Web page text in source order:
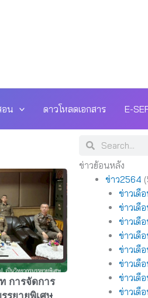
อน ดาวโหลดเอกสาร E-
การจัดการ
SearchSearch
ข่าวย้อนหลัง
ข่าว2564
ข่าวเดื
ข่าวเดื
ข่าวเดื
ข่าวเดื
ข่าวเดื
ข่าวเดื
ข่าวเดื
ข่าวเดื